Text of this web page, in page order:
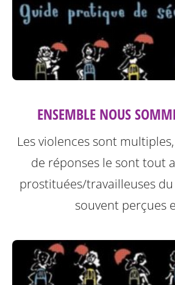
ENSEMBLE NOUS
Les violences sont
de réponses le sont tout
prostituées/travailleuses
souvent perçues